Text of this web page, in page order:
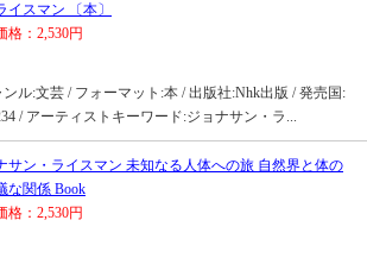
イスマン 〔本〕
格：2,530円
ンル:文芸 / フォーマット:本 / 出版社:Nhk出版 / 発売国:
/ アーティストキーワード:ジョナサン・ラ...
サン・ライスマン 未知なる人体への旅 自然界と体の
な関係 Book
格：2,530円